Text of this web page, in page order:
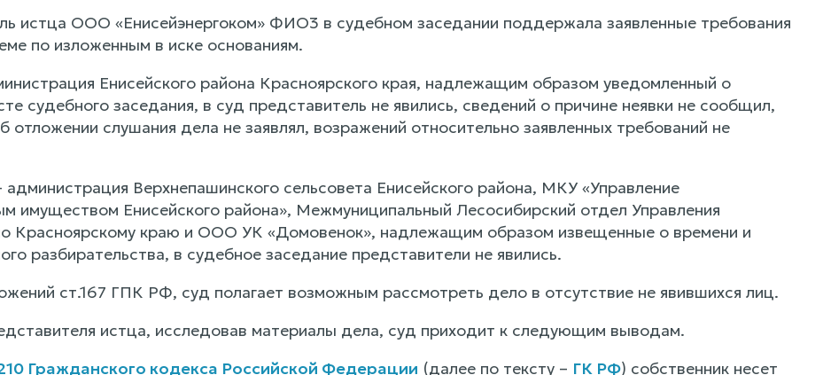
истца ООО «Енисейэнергоком» ФИО3 в судебном заседании поддержала заявленные требования
по изложенным в иске основаниям.
Енисейского района Красноярского края, надлежащим образом уведомленный о
судебного заседания, в суд представитель не явились, сведений о причине неявки не сообщил,
отложении слушания дела не заявлял, возражений относительно заявленных требований не
администрация Верхнепашинского сельсовета Енисейского района, МКУ «Управление
имуществом Енисейского района», Межмуниципальный Лесосибирский отдел Управления
Красноярскому краю и ООО УК «Домовенок», надлежащим образом извещенные о времени и
разбирательства, в судебное заседание представители не явились.
ст.167 ГПК РФ, суд полагает возможным рассмотреть дело в отсутствие не явившихся лиц.
истца, исследовав материалы дела, суд приходит к следующим выводам.
Гражданского кодекса Российской Федерации (далее по тексту – ГК РФ) собственник несет